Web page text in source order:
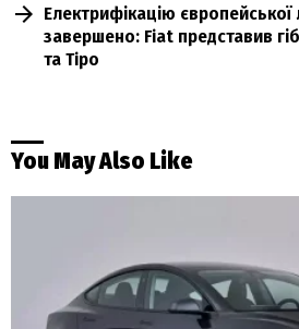
Електрифікацію європейської
завершено: Fiat представив
та Tipo
You May Also Like